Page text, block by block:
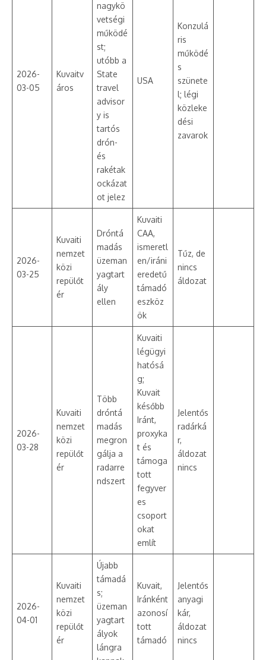
2026-
03-05
Kuvaitv
áros
nagykö
vetségi
működé
st;
utóbb a
State
travel
advisor
y is
tartós
drón-
és
rakétak
ockázat
ot jelez
USA
Konzulá
ris
működé
s
szünete
l; légi
közleke
dési
zavarok
2026-
03-25
Kuvaiti
nemzet
közi
repülőt
ér
Dróntá
madás
üzeman
yagtart
ály
ellen
Kuvaiti
CAA,
ismeretl
en/iráni
eredetű
támadó
eszköz
ök
Tűz, de
nincs
áldozat
2026-
03-28
Kuvaiti
nemzet
közi
repülőt
ér
Több
dróntá
madás
megron
gálja a
radarre
ndszert
Kuvaiti
légügyi
hatósá
g;
Kuvait
később
Iránt,
proxyka
t és
támoga
tott
fegyver
es
csoport
okat
említ
Jelentős
radárká
r,
áldozat
nincs
2026-
04-01
Kuvaiti
nemzet
közi
repülőt
ér
Újabb
támadá
s;
üzeman
yagtart
ályok
lángra
Kuvait,
Iránként
azonosí
tott
támadó
Jelentős
anyagi
kár,
áldozat
nincs